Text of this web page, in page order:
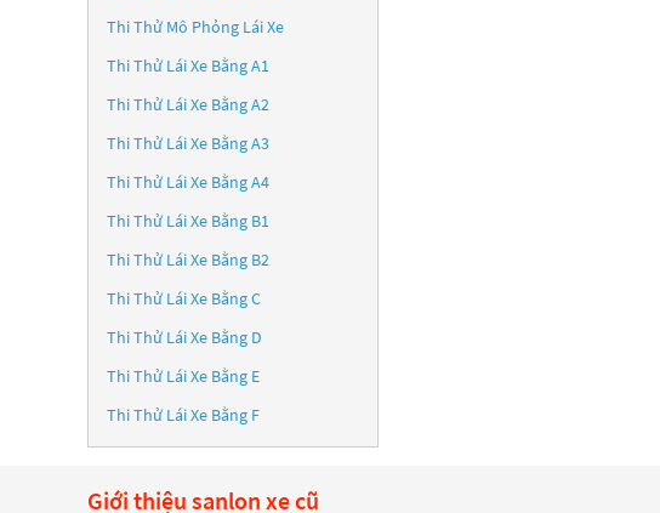
Thi Thử Mô Phỏng Lái Xe
Thi Thử Lái Xe Bằng A1
Thi Thử Lái Xe Bằng A2
Thi Thử Lái Xe Bằng A3
Thi Thử Lái Xe Bằng A4
Thi Thử Lái Xe Bằng B1
Thi Thử Lái Xe Bằng B2
Thi Thử Lái Xe Bằng C
Thi Thử Lái Xe Bằng D
Thi Thử Lái Xe Bằng E
Thi Thử Lái Xe Bằng F
Giới thiệu sanlon xe cũ